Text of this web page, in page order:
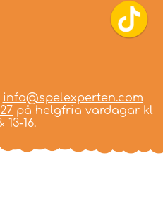
info@spelexperten.com
på helgfria vardagar kl
13-16.